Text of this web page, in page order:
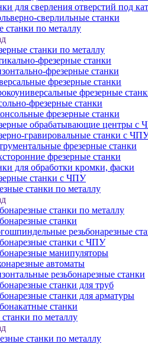
для сверления отверстий под
сверлильные станки
станки по металлу
станки по металлу
фрезерные станки
фрезерные станки
фрезерные станки
фрезерные
фрезерные станки
фрезерные станки
обрабатывающие центры с
гравировальные станки с
фрезерные станки
фрезерные станки
для обработки кромки, фаски
станки с ЧПУ
станки по металлу
станки по металлу
станки
резьбонарезные
станки с ЧПУ
манипуляторы
автоматы
резьбонарезные станки
станки для труб
станки для арматуры
станки
станки по металлу
станки по металлу